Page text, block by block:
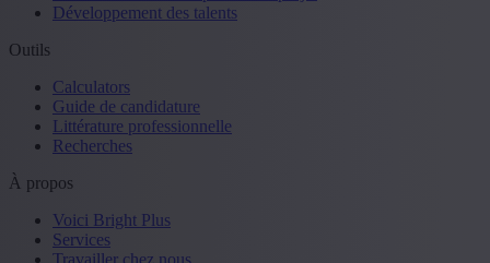
Développement des talents
Outils
Calculators
Guide de candidature
Littérature professionnelle
Recherches
À propos
Voici Bright Plus
Services
Travailler chez nous